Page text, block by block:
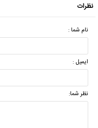
نظرات
نام شما :
ایمیل :
نظر شما: